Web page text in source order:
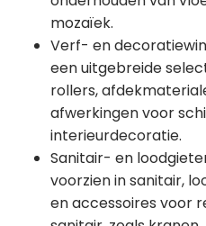
mozaïek.
Verf- en
een uitgebreide
rollers,
afwerkingen voor
interieurdecoratie.
Sanitair- en
voorzien in sanitair,
en accessoires voor